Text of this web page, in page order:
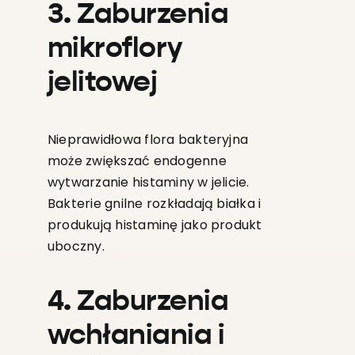
3. Zaburzenia
mikroflory
jelitowej
Nieprawidłowa flora bakteryjna
może zwiększać endogenne
wytwarzanie histaminy w jelicie.
Bakterie gnilne rozkładają białka i
produkują histaminę jako produkt
uboczny.
4. Zaburzenia
wchłaniania i